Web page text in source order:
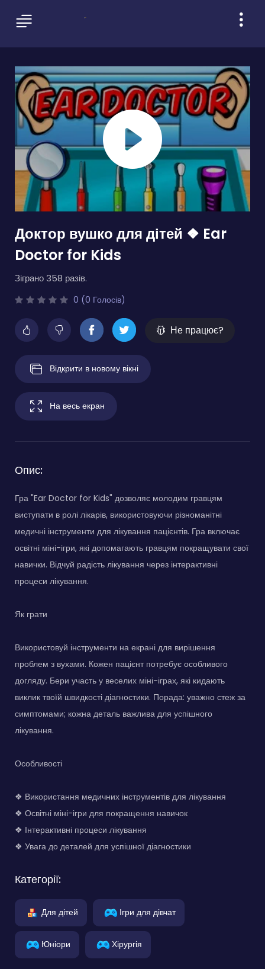
Доктор вушко для дітей ❖ Ear
Doctor for Kids
Зіграно 358 разів.
0 (0 Голосів)
Не працює?
Відкрити в новому вікні
На весь екран
Опис:
Гра "Ear Doctor for Kids" дозволяє молодим гравцям
виступати в ролі лікарів, використовуючи різноманітні
медичні інструменти для лікування пацієнтів. Гра включає
освітні міні-ігри, які допомагають гравцям покращувати свої
навички. Відчуй радість лікування через інтерактивні
процеси лікування.
Як грати
Використовуй інструменти на екрані для вирішення
проблем з вухами. Кожен пацієнт потребує особливого
догляду. Бери участь у веселих міні-іграх, які кидають
виклик твоїй швидкості діагностики. Порада: уважно стеж за
симптомами; кожна деталь важлива для успішного
лікування.
Особливості
❖ Використання медичних інструментів для лікування
❖ Освітні міні-ігри для покращення навичок
❖ Інтерактивні процеси лікування
❖ Увага до деталей для успішної діагностики
Категорії:
Для дітей Ігри для дівчат
Юніори Хірургія